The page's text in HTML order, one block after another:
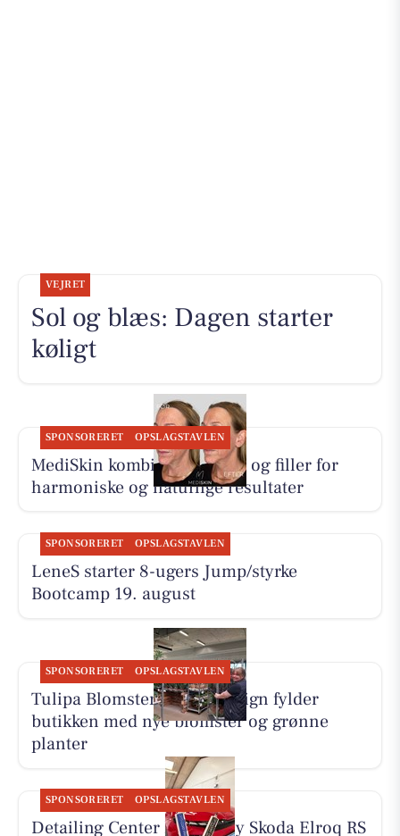
VEJRET
Sol og blæs: Dagen starter
køligt
SPONSORERET OPSLAGSTAVLEN
MediSkin kombinerer botox og filler for
harmoniske og naturlige resultater
SPONSORERET OPSLAGSTAVLEN
LeneS starter 8-ugers Jump/styrke
Bootcamp 19. august
SPONSORERET OPSLAGSTAVLEN
Tulipa Blomster & Havedesign fylder
butikken med nye blomster og grønne
planter
SPONSORERET OPSLAGSTAVLEN
Detailing Center klargør ny Skoda Elroq RS